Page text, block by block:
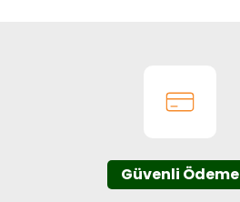
Güvenli Ödeme